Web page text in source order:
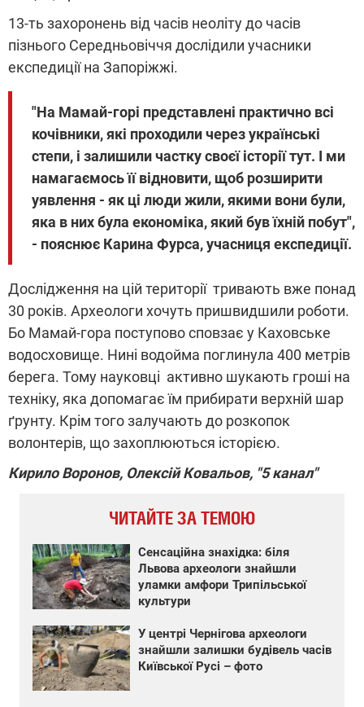
13-ть захоронень від часів неоліту до часів
пізнього Середньовіччя дослідили учасники
експедиції на Запоріжжі.
"На Мамай-горі представлені практично всі
кочівники, які проходили через українські
степи, і залишили частку своєї історії тут. І ми
намагаємось її відновити, щоб розширити
уявлення - як ці люди жили, якими вони були,
яка в них була економіка, який був їхній побут",
- пояснює Карина Фурса, учасниця експедиції.
Дослідження на цій території тривають вже понад
30 років. Археологи хочуть пришвидшили роботи.
Бо Мамай-гора поступово сповзає у Каховське
водосховище. Нині водойма поглинула 400 метрів
берега. Тому науковці активно шукають гроші на
техніку, яка допомагає їм прибирати верхній шар
ґрунту. Крім того залучають до розкопок
волонтерів, що захоплюються історією.
Кирило Воронов, Олексій Ковальов, "5 канал"
ЧИТАЙТЕ ЗА ТЕМОЮ
Сенсаційна знахідка: біля
Львова археологи знайшли
уламки амфори Трипільської
культури
У центрі Чернігова археологи
знайшли залишки будівель часів
Київської Русі – фото